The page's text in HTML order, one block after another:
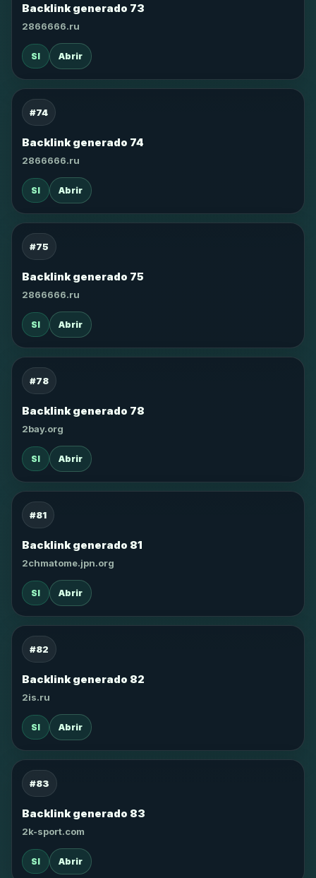
Backlink generado 73
2866666.ru
SI Abrir
#74
Backlink generado 74
2866666.ru
SI Abrir
#75
Backlink generado 75
2866666.ru
SI Abrir
#78
Backlink generado 78
2bay.org
SI Abrir
#81
Backlink generado 81
2chmatome.jpn.org
SI Abrir
#82
Backlink generado 82
2is.ru
SI Abrir
#83
Backlink generado 83
2k-sport.com
SI Abrir